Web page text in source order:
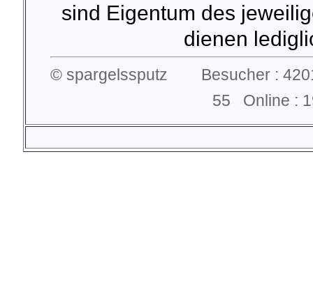
sind Eigentum des
dienen
© spargelssputz Besucher :
55 Online